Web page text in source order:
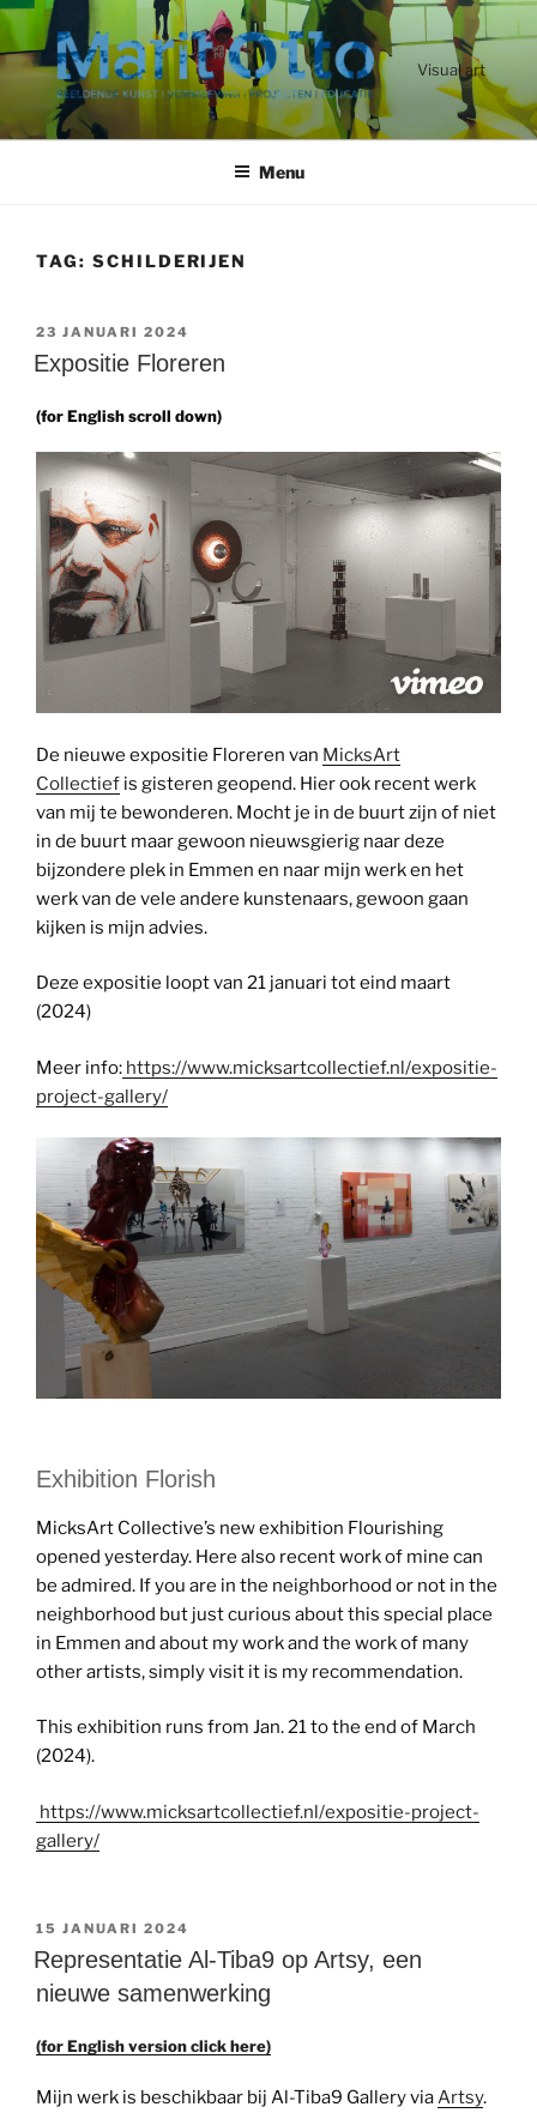
Ga
naar
de
Visual art
Menu
TAG: SCHILDERIJEN
GEPLAATST
OP
23 JANUARI 2024
Expositie Floreren
(for English scroll down)
De nieuwe expositie Floreren van MicksArt
Collectief is gisteren geopend. Hier ook recent werk
van mij te bewonderen. Mocht je in de buurt zijn of niet
in de buurt maar gewoon nieuwsgierig naar deze
bijzondere plek in Emmen en naar mijn werk en het
werk van de vele andere kunstenaars, gewoon gaan
kijken is mijn advies.
Deze expositie loopt van 21 januari tot eind maart
(2024)
Meer info: https://www.micksartcollectief.nl/expositie-
project-gallery/
Exhibition Florish
MicksArt Collective’s new exhibition Flourishing
opened yesterday. Here also recent work of mine can
be admired. If you are in the neighborhood or not in the
neighborhood but just curious about this special place
in Emmen and about my work and the work of many
other artists, simply visit it is my recommendation.
This exhibition runs from Jan. 21 to the end of March
(2024).
https://www.micksartcollectief.nl/expositie-project-
gallery/
GEPLAATST
OP
15 JANUARI 2024
Representatie Al-Tiba9 op Artsy, een
nieuwe samenwerking
(for English version click here)
Mijn werk is beschikbaar bij Al-Tiba9 Gallery via Artsy.